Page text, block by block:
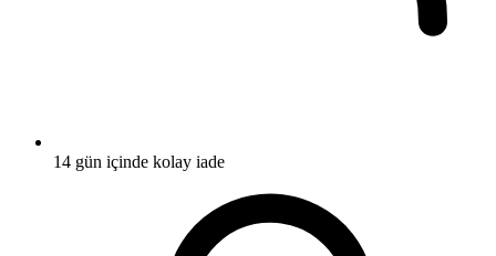
14 gün içinde kolay iade